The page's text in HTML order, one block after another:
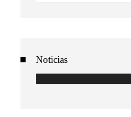
Noticias